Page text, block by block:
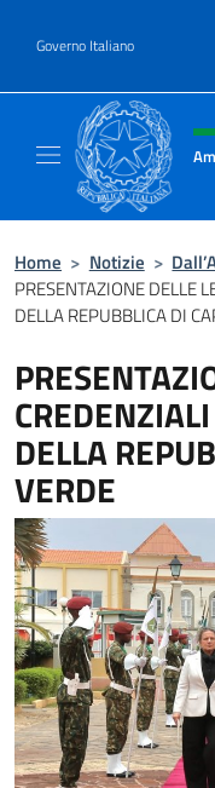
Governo Italiano
Intestazione
Home > Notizie >
PRESENTAZIONE DELLE
DELLA REPUBBLICA DI
DELLA
VERDE